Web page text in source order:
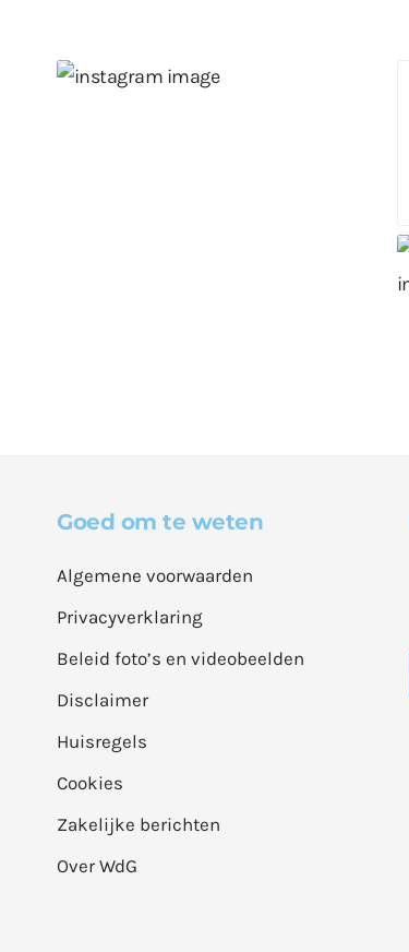
Goed om te weten
Algemene voorwaarden
Privacyverklaring
Beleid foto’s en videobeelden
Disclaimer
Huisregels
Cookies
Zakelijke berichten
Over WdG